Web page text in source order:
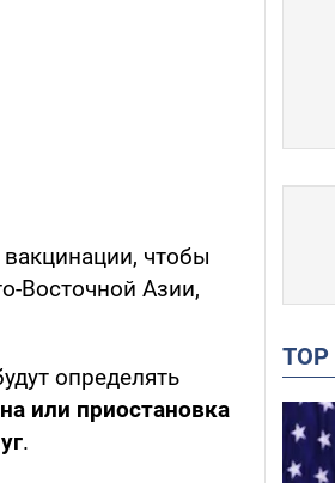
чтобы
Восточной Азии,
определять
или приостановка
.